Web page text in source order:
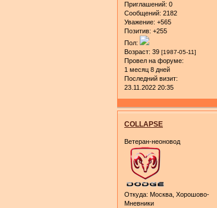
Приглашений: 0
Сообщений: 2182
Уважение: +565
Позитив: +255
Пол:
Возраст: 39 [1987-05-11]
Провел на форуме:
1 месяц 8 дней
Последний визит:
23.11.2022 20:35
COLLAPSE
Ветеран-неоновод
Откуда: Москва, Хорошово-
Мневники